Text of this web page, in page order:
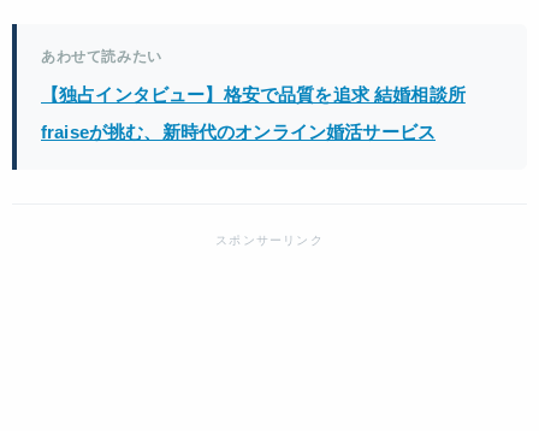
あわせて読みたい
【独占インタビュー】格安で品質を追求 結婚相談所
fraiseが挑む、新時代のオンライン婚活サービス